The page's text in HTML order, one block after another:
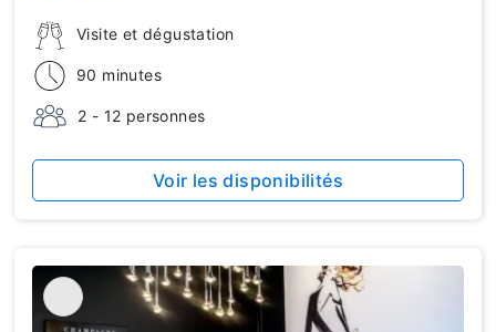
Visite et dégustation
90 minutes
2 - 12 personnes
Voir les disponibilités